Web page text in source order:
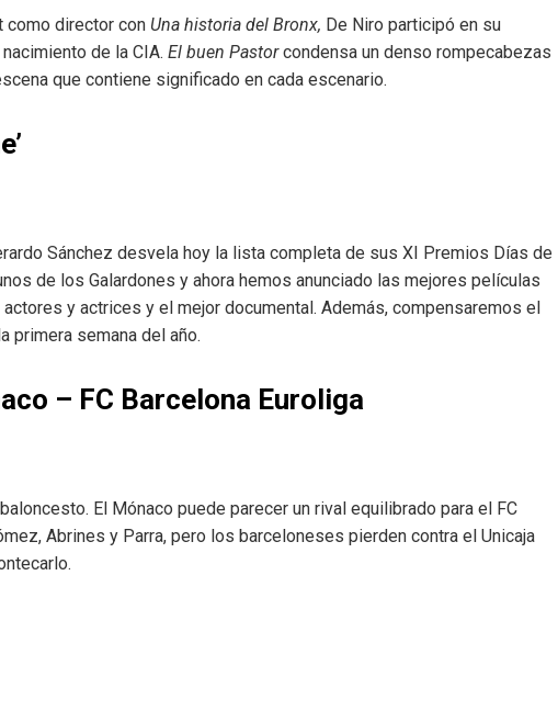
como director con Una historia del Bronx, De Niro participó en su
de la CIA. El buen Pastorcondensa un denso rompecabezas
que contiene significado en cada escenario.
Sánchez desvela hoy la lista completa de sus XI Premios Días de
de los Galardones y ahora hemos anunciado las mejores películas
y actrices y el mejor documental. Además, compensaremos el
primera semana del año.
– FC Barcelona Euroliga
El Mónaco puede parecer un rival equilibrado para el FC
Abrines y Parra, pero los barceloneses pierden contra el Unicaja